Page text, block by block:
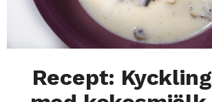
Recept: